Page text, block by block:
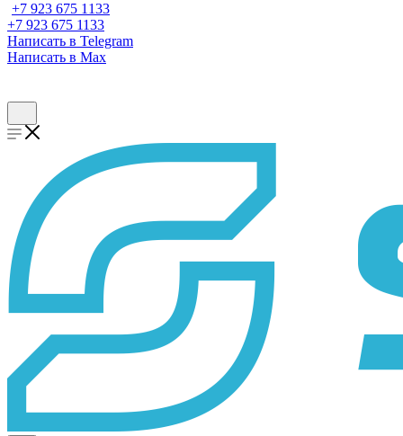
+7 923 675 1133
+7 923 675 1133
Написать в Telegram
Написать в Max